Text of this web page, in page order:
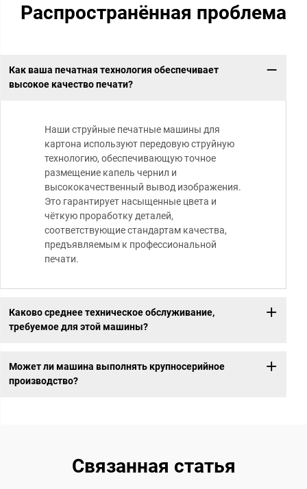
Распространённая проблема
Как ваша печатная технология обеспечивает
высокое качество печати?
Наши струйные печатные машины для
картона используют передовую струйную
технологию, обеспечивающую точное
размещение капель чернил и
высококачественный вывод изображения.
Это гарантирует насыщенные цвета и
чёткую проработку деталей,
соответствующие стандартам качества,
предъявляемым к профессиональной
печати.
Каково среднее техническое обслуживание,
требуемое для этой машины?
Может ли машина выполнять крупносерийное
производство?
Связанная статья